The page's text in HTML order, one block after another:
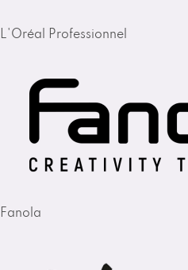
L'Oréal Professionnel
Fanola